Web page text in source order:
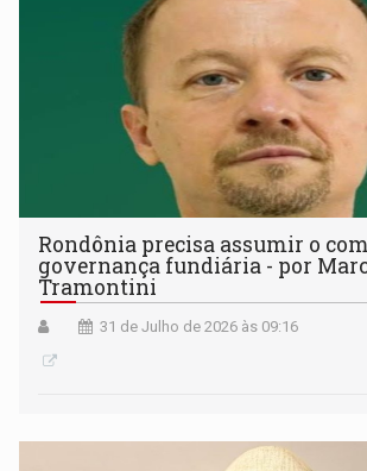
Rondônia precisa assumir o
governança fundiária - por
Tramontini
31 de Julho de 2026 às 09:16